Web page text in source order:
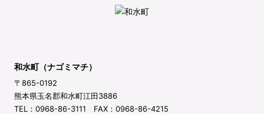
和水町（ナゴミマチ）
〒865-0192
熊本県玉名郡和水町江田3886
TEL：0968-86-3111 FAX：0968-86-4215